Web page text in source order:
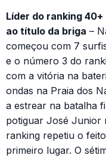
Líder do ranking
ao título da briga –
começou com 7
e o número 3 do
com a vitória na
ondas na Praia dos
a estrear na batalha
potiguar José Junior
ranking repetiu o
primeiro lugar. O